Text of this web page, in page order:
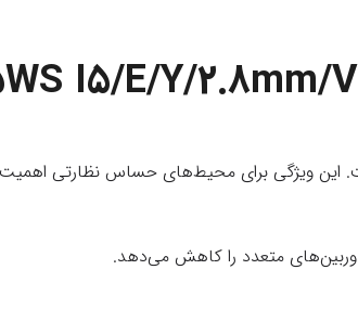
این ویژگی برای محیط‌های حساس نظارتی اهمیت